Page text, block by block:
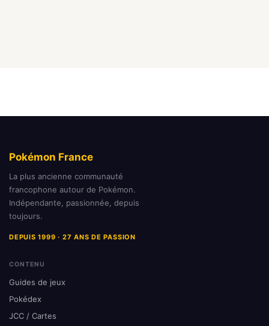
Pokémon France
La plus ancienne communauté
francophone autour de Pokémon.
Indépendante, passionnée, depuis
toujours.
DEPUIS 1999 · 27 ANS DE PASSION
CONTENU
Guides de jeux
Pokédex
JCC / Cartes